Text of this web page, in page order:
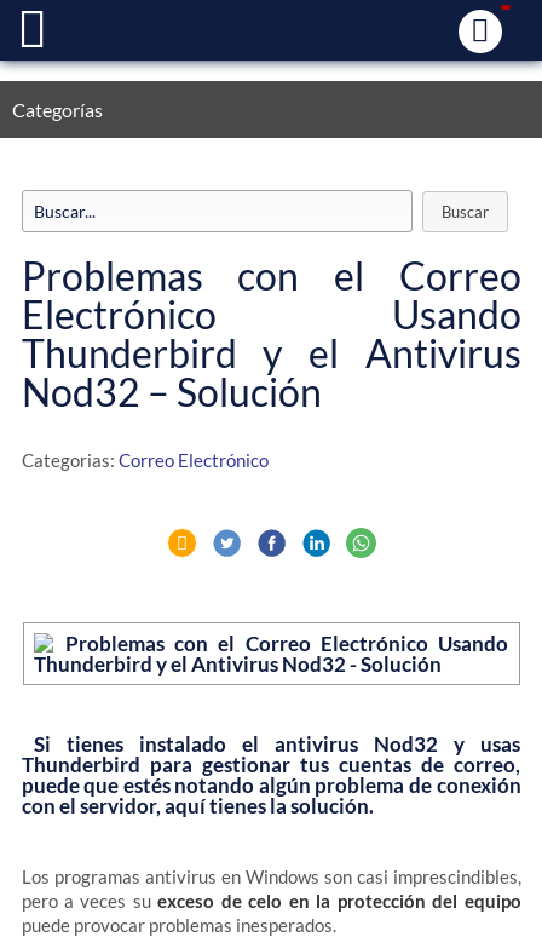
Categorías
Problemas con el Correo
Electrónico Usando
Thunderbird y el Antivirus
Nod32 – Solución
Categorias: Correo Electrónico
Si tienes instalado el antivirus Nod32 y usas
Thunderbird para gestionar tus cuentas de correo,
puede que estés notando algún problema de conexión
con el servidor, aquí tienes la solución.
Los programas antivirus en Windows son casi imprescindibles,
pero a veces suexceso de celo en la protección del equipo
puede provocar problemas inesperados.